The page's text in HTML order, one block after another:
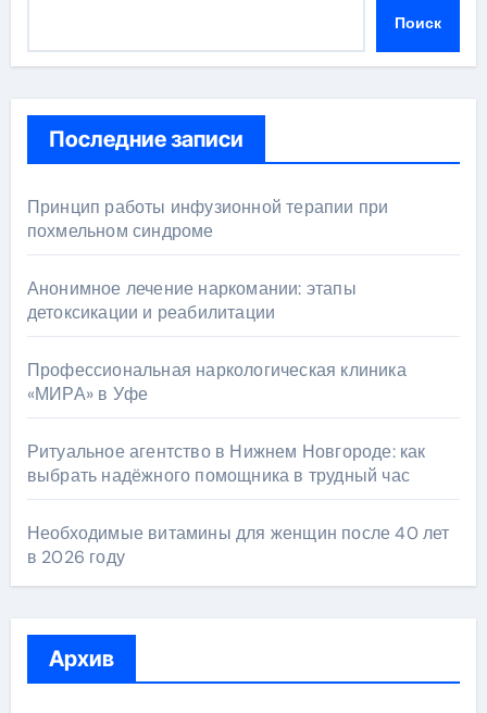
Поиск
Последние записи
Принцип работы инфузионной терапии при
похмельном синдроме
Анонимное лечение наркомании: этапы
детоксикации и реабилитации
Профессиональная наркологическая клиника
«МИРА» в Уфе
Ритуальное агентство в Нижнем Новгороде: как
выбрать надёжного помощника в трудный час
Необходимые витамины для женщин после 40 лет
в 2026 году
Архив